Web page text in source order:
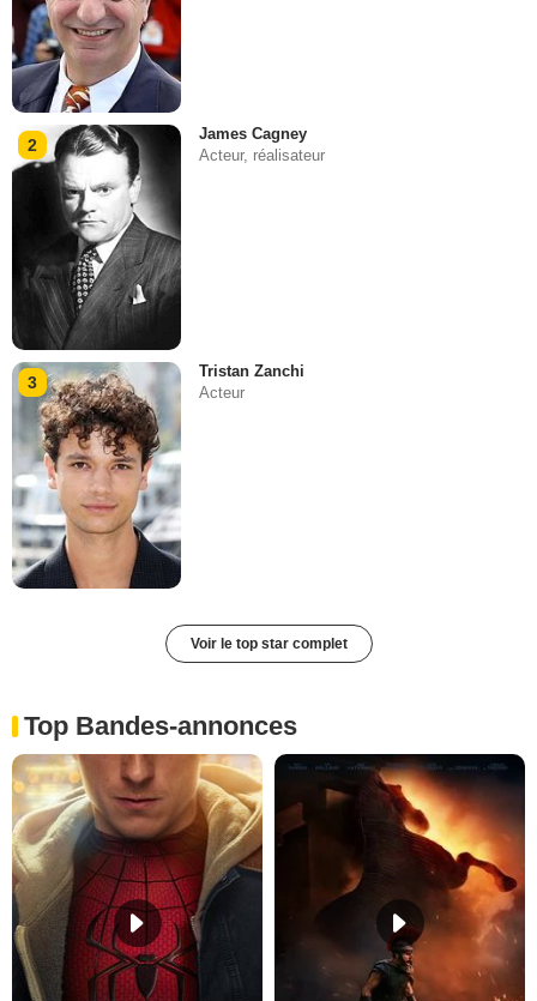
2
James Cagney
Acteur, réalisateur
3
Tristan Zanchi
Acteur
Voir le top star complet
Top Bandes-annonces